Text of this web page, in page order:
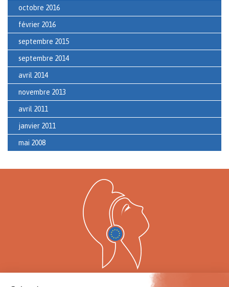
octobre 2016
février 2016
septembre 2015
septembre 2014
avril 2014
novembre 2013
avril 2011
janvier 2011
mai 2008